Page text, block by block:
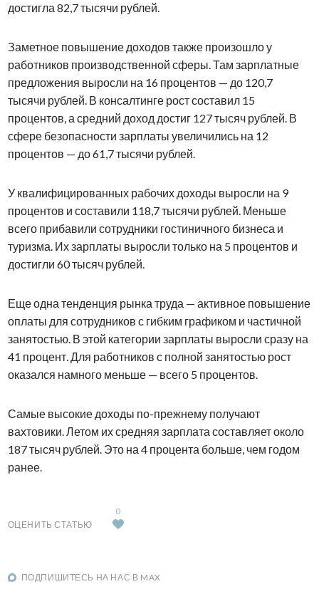
достигла 82,7 тысячи рублей.
Заметное повышение доходов также произошло у
работников производственной сферы. Там зарплатные
предложения выросли на 16 процентов — до 120,7
тысячи рублей. В консалтинге рост составил 15
процентов, а средний доход достиг 127 тысяч рублей. В
сфере безопасности зарплаты увеличились на 12
процентов — до 61,7 тысячи рублей.
У квалифицированных рабочих доходы выросли на 9
процентов и составили 118,7 тысячи рублей. Меньше
всего прибавили сотрудники гостиничного бизнеса и
туризма. Их зарплаты выросли только на 5 процентов и
достигли 60 тысяч рублей.
Еще одна тенденция рынка труда — активное повышение
оплаты для сотрудников с гибким графиком и частичной
занятостью. В этой категории зарплаты выросли сразу на
41 процент. Для работников с полной занятостью рост
оказался намного меньше — всего 5 процентов.
Самые высокие доходы по-прежнему получают
вахтовики. Летом их средняя зарплата составляет около
187 тысяч рублей. Это на 4 процента больше, чем годом
ранее.
ОЦЕНИТЬ СТАТЬЮ
0
ПОДПИШИТЕСЬ НА НАС В MAX